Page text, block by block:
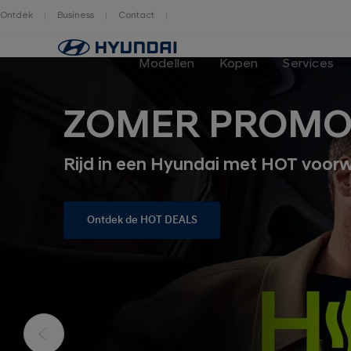
Ontdek Business Contact
Modellen Kopen Services
ZOMER
Rijd in een Hyundai met HOT
Ontdek de HOT DEALS